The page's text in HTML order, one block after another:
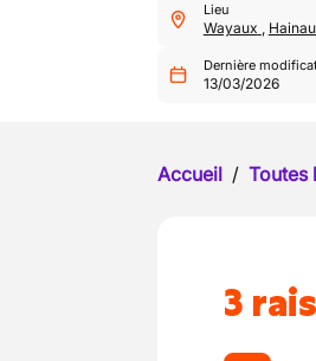
Lieu
Wayaux ,
Dernière
13/03/2026
Accueil / Toutes
3